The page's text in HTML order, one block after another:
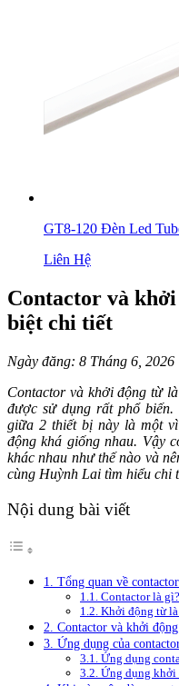
GT8-120 Đèn Led
Liên Hệ
Contactor và
biệt chi tiết
Ngày đăng: 8 Tháng 6, 2026
Contactor và khởi động từ
được sử dụng rất phổ
giữa 2 thiết bị này là một
động khá giống nhau. Vậy
khác nhau như thế nào và
cùng Huỳnh Lai tìm hiểu chi
Nội dung bài viết
1. Tổng quan về
1.1. Contactor là gì?
1.2. Khởi động từ
2. Contactor và khởi
3. Ứng dụng của
3.1. Ứng dụng
3.2. Ứng dụng khởi